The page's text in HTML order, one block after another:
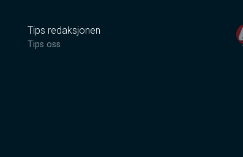
Tips redaksjonen
Tips oss